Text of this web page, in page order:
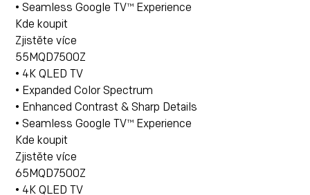
• Seamless Google TV™ Experience
Kde koupit
Zjistěte více
55MQD7500Z
• 4K QLED TV
• Expanded Color Spectrum
• Enhanced Contrast & Sharp Details
• Seamless Google TV™ Experience
Kde koupit
Zjistěte více
65MQD7500Z
• 4K QLED TV